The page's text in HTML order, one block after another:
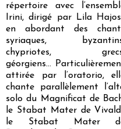
répertoire avec
Irini, dirigé par Lila
en abordant des
syriaques,
chypriotes,
géorgiens…
attirée par l’oratorio,
chante parallèlement
solo du Magnificat de
le Stabat Materde
le Stabat Mater